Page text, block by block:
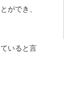
ができ、
いると言